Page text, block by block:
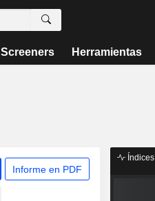
Screeners Herramientas
Informe en PDF
Índices